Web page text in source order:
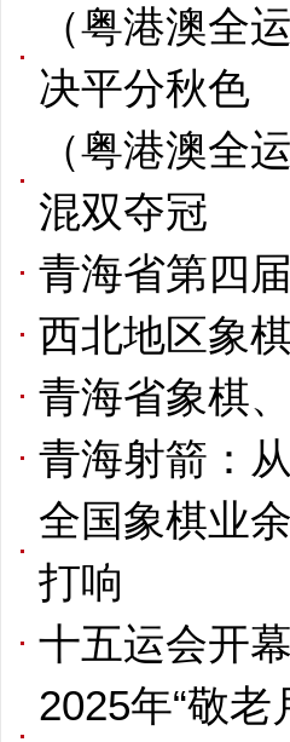
（粤港澳全
决平分秋色
（粤港澳全
混双夺冠
青海省第四
西北地区象
青海省象棋
青海射箭：
全国象棋业
打响
十五运会开
2025年“敬